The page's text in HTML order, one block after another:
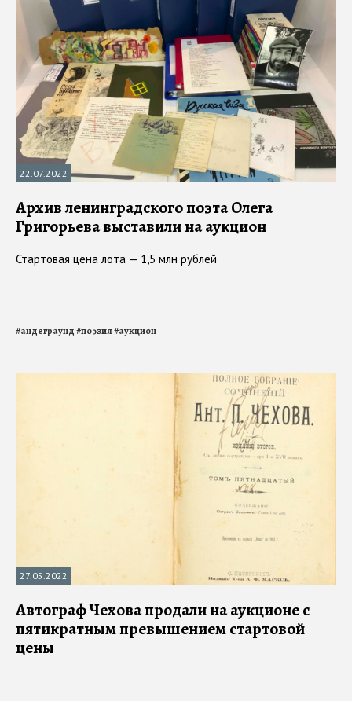
22.07.2022
Архив ленинградского поэта Олега
Григорьева выставили на аукцион
Стартовая цена лота — 1,5 млн рублей
#андеграунд#поэзия#аукцион
27.05.2022
Автограф Чехова продали на аукционе с
пятикратным превышением стартовой
цены